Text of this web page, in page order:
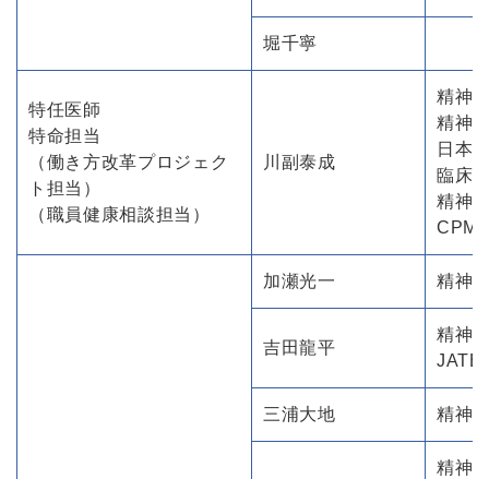
堀千寧
特任医師
特命担当
（働き方改革プロジェク
ト担当）
（職員健康相談担当）
川副泰成
精神
精神
日本
臨床
精神
加瀬光一 精神
吉田龍平
精神
三浦大地 精神
精神